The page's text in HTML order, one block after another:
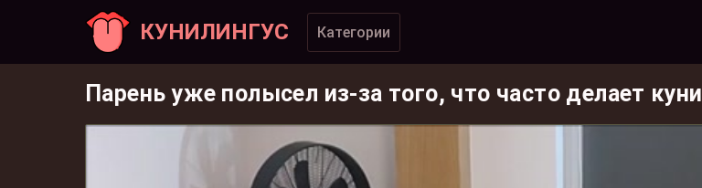
КУНИЛИНГУС Категории
Парень уже полысел из-за того, что часто делает куни